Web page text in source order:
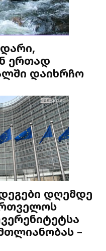
ერთად
დაიხრჩო
დღემდე
–